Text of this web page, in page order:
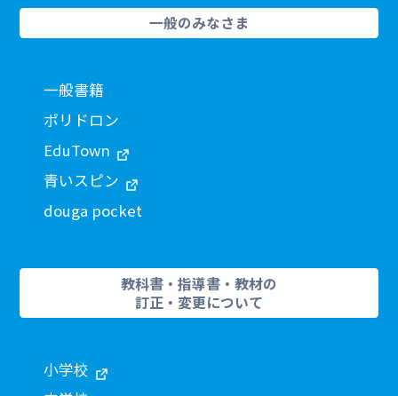
一般のみなさま
一般書籍
ポリドロン
EduTown
青いスピン
douga pocket
教科書・指導書・教材の
訂正・変更について
小学校